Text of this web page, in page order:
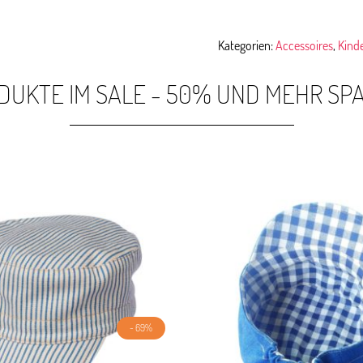
Kategorien:Accessoires,
IM SALE - 50% UND MEHR
- 69%